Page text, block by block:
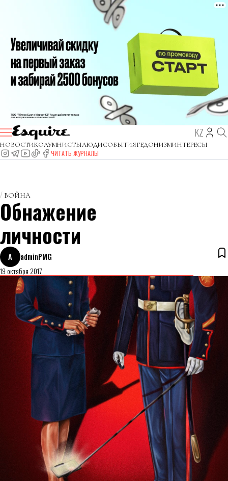
KZ
НОВОСТИКОЛУМНИСТЫЛЮДИСОБЫТИЯГЕДОНИЗМИНТЕРЕСЫ
ЧИТАТЬ ЖУРНАЛЫ
ВОЙНА
Обнажение
личности
A
adminPMG
19 октября 2017